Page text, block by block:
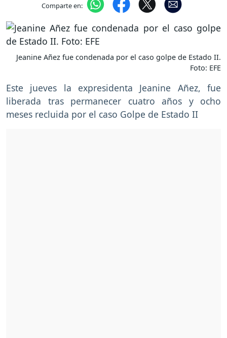
Comparte en:
Jeanine Añez fue condenada por el caso golpe de Estado II.
Foto: EFE
Este jueves la expresidenta Jeanine Añez, fue
liberada tras permanecer cuatro años y ocho
meses recluida por el caso Golpe de Estado II